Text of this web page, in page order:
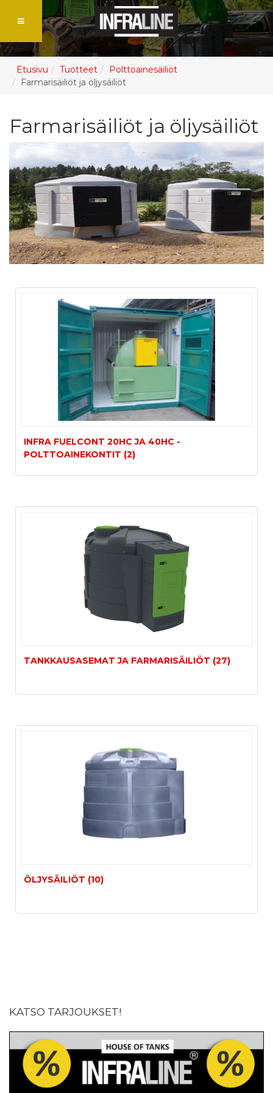
Etusivu Tuotteet
Polttoainesäiliöt
Farmarisäiliöt ja öljysäiliöt
Farmarisäiliöt ja öljysäiliöt
INFRA FUELCONT 20HC JA 40HC -
POLTTOAINEKONTIT (2)
TANKKAUSASEMAT JA FARMARISÄILIÖT (27)
ÖLJYSÄILIÖT (10)
KATSO TARJOUKSET!